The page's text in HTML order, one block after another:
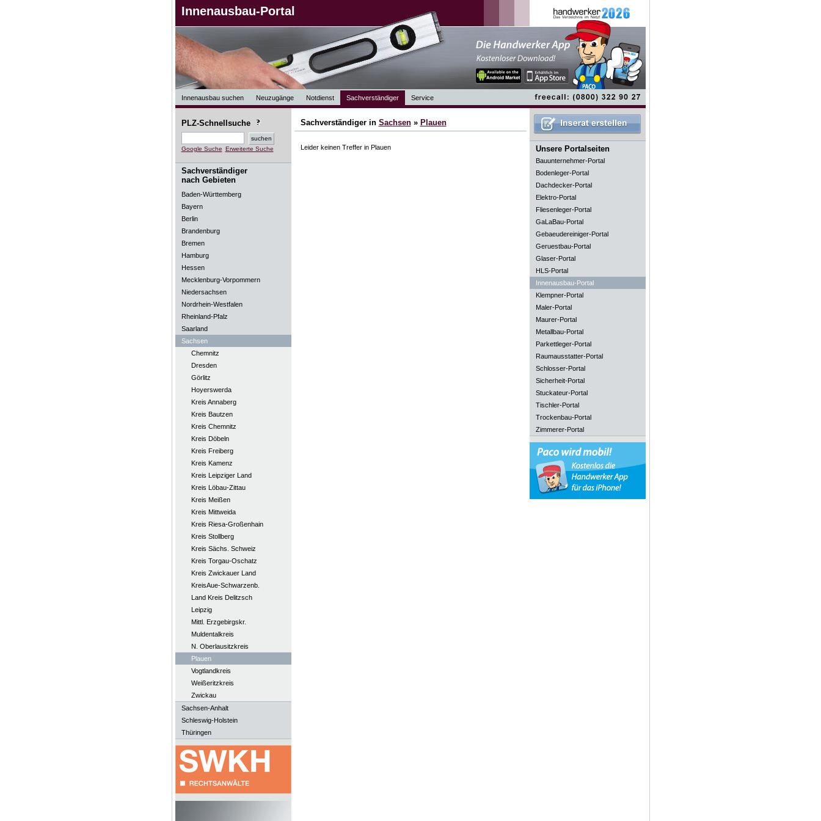
Innenausbau-Portal
Innenausbau suchen Neuzugänge Notdienst Sachverständiger Service
PLZ-Schnellsuche
Google Suche Erweiterte Suche
Sachverständiger
nach Gebieten
Baden-Württemberg
Bayern
Berlin
Brandenburg
Bremen
Hamburg
Hessen
Mecklenburg-Vorpommern
Niedersachsen
Nordrhein-Westfalen
Rheinland-Pfalz
Saarland
Sachsen
Chemnitz
Dresden
Görlitz
Hoyerswerda
Kreis Annaberg
Kreis Bautzen
Kreis Chemnitz
Kreis Döbeln
Kreis Freiberg
Kreis Kamenz
Kreis Leipziger Land
Kreis Löbau-Zittau
Kreis Meißen
Kreis Mittweida
Kreis Riesa-Großenhain
Kreis Stollberg
Kreis Sächs. Schweiz
Kreis Torgau-Oschatz
Kreis Zwickauer Land
KreisAue-Schwarzenb.
Land Kreis Delitzsch
Leipzig
Mittl. Erzgebirgskr.
Muldentalkreis
N. Oberlausitzkreis
Plauen
Vogtlandkreis
Weißeritzkreis
Zwickau
Sachsen-Anhalt
Schleswig-Holstein
Thüringen
Sachverständiger in Sachsen» Plauen
Leider keinen Treffer in Plauen Unsere Portalseiten
Bauunternehmer-Portal
Bodenleger-Portal
Dachdecker-Portal
Elektro-Portal
Fliesenleger-Portal
GaLaBau-Portal
Gebaeudereiniger-Portal
Geruestbau-Portal
Glaser-Portal
HLS-Portal
Innenausbau-Portal
Klempner-Portal
Maler-Portal
Maurer-Portal
Metallbau-Portal
Parkettleger-Portal
Raumausstatter-Portal
Schlosser-Portal
Sicherheit-Portal
Stuckateur-Portal
Tischler-Portal
Trockenbau-Portal
Zimmerer-Portal